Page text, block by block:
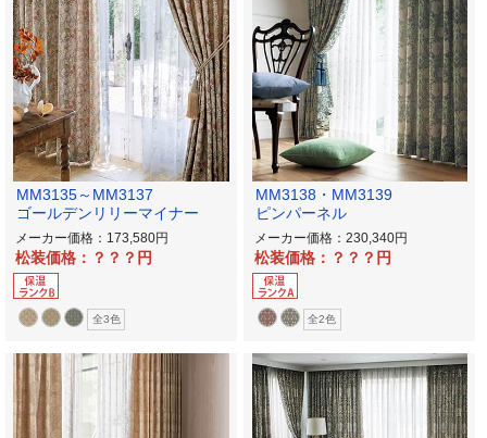
MM3135～MM3137
ゴールデンリリーマイナー
メーカー価格：173,580
松装価格：？？？
全3色
MM3138・MM3139
ピンパーネル
メーカー価格：230,340
松装価格：？？？
全2色